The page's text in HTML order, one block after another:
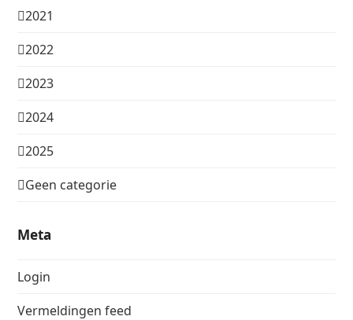
2021
2022
2023
2024
2025
Geen categorie
Meta
Login
Vermeldingen feed